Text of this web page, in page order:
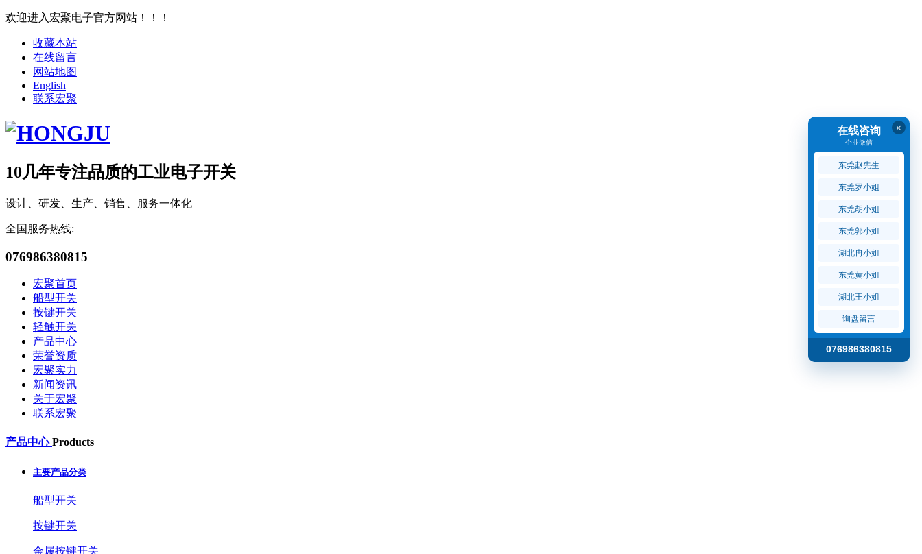
欢迎进入宏聚电子官方网站！！！
收藏本站
在线留言
网站地图
English
联系宏聚
10几年专注品质的工业电子开关
设计、研发、生产、销售、服务一体化
全国服务热线:
076986380815
宏聚首页
船型开关
按键开关
轻触开关
产品中心
荣誉资质
宏聚实力
新闻资讯
关于宏聚
联系宏聚
产品中心Products
主要产品分类
船型开关
按键开关
金属按键开关
×
在线咨询
企业微信
东莞赵先生
东莞罗小姐
东莞胡小姐
东莞郭小姐
湖北冉小姐
东莞黄小姐
湖北王小姐
询盘留言
076986380815